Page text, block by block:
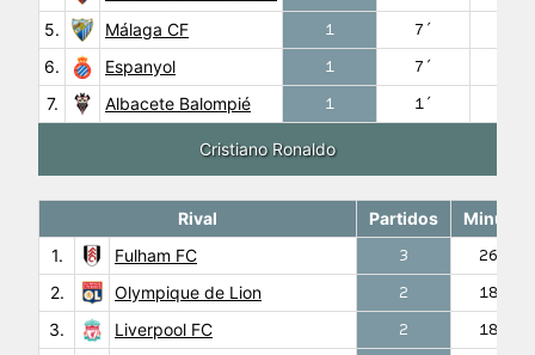
5.
Málaga CF 1 7′
6.
Espanyol 1 7′
7.
Albacete Balompié 1 1′
Cristiano Ronaldo
Rival Partidos
Minutos
1.
Fulham FC 3
268′
2.
Olympique de Lion 2
180′
3.
Liverpool FC 2
180′